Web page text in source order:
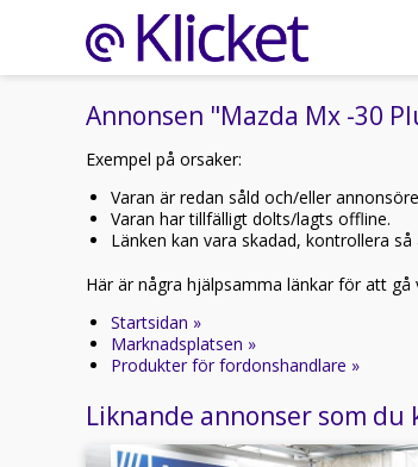
Annonsen "Mazda Mx -30
Exempel på orsaker:
Varan är redan såld och/eller
Varan har tillfälligt dolts/lagts offline.
Länken kan vara skadad, kontrollera
Här är några hjälpsamma länkar för att gå
Startsidan »
Marknadsplatsen »
Produkter för fordonshandlare »
Liknande annonser som du